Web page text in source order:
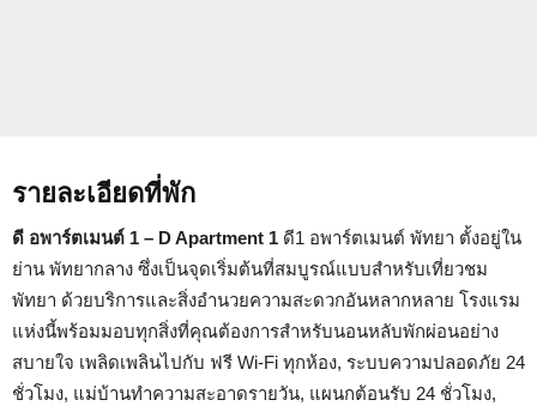
รายละเอียดที่พัก
ดี อพาร์ตเมนต์ 1 – D Apartment 1 ดี1 อพาร์ตเมนต์ พัทยา ตั้งอยู่ใน
ย่าน พัทยากลาง ซึ่งเป็นจุดเริ่มต้นที่สมบูรณ์แบบสำหรับเที่ยวชม
พัทยา ด้วยบริการและสิ่งอำนวยความสะดวกอันหลากหลาย โรงแรม
แห่งนี้พร้อมมอบทุกสิ่งที่คุณต้องการสำหรับนอนหลับพักผ่อนอย่าง
สบายใจ เพลิดเพลินไปกับ ฟรี Wi-Fi ทุกห้อง, ระบบความปลอดภัย 24
ชั่วโมง, แม่บ้านทำความสะอาดรายวัน, แผนกต้อนรับ 24 ชั่วโมง,